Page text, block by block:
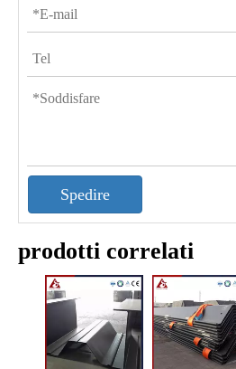
Spedire
prodotti correlati